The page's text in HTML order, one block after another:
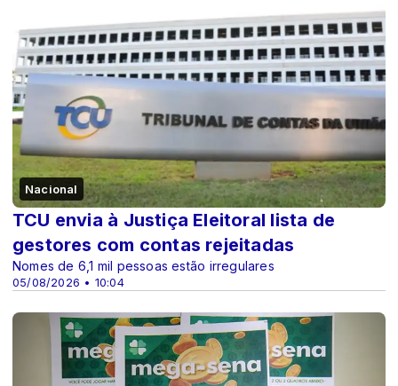
Nacional
05/08/2026 • 10:04
TCU envia à Justiça Eleitoral lista de
gestores com contas rejeitadas
Nomes de 6,1 mil pessoas estão irregulares